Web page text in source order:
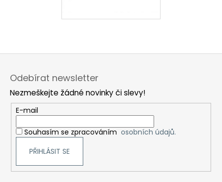
Odebírat newsletter
Nezmeškejte žádné novinky či slevy!
E-mail
Souhasím se zpracováním osobních údajů.
PŘIHLÁSIT SE